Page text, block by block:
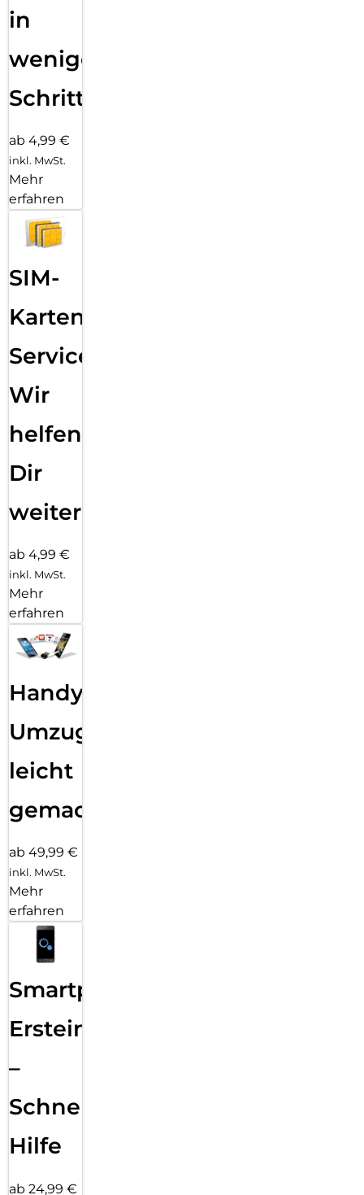
in
wenigen
Schritten
ab 4,99 €
inkl. MwSt.
Mehr
erfahren
SIM-
Karten
Service:
Wir
helfen
Dir
weiter
ab 4,99 €
inkl. MwSt.
Mehr
erfahren
Handy
Umzug
leicht
gemacht!
ab 49,99 €
inkl. MwSt.
Mehr
erfahren
Smartphone
Ersteinrichtung
–
Schnelle
Hilfe
ab 24,99 €